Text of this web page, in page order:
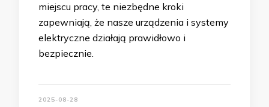
miejscu pracy, te niezbędne kroki
zapewniają, że nasze urządzenia i systemy
elektryczne działają prawidłowo i
bezpiecznie.
2025-08-28